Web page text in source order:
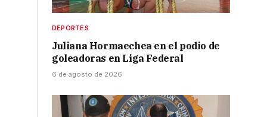
DEPORTES
Juliana Hormaechea en el podio de
goleadoras en Liga Federal
6 de agosto de 2026